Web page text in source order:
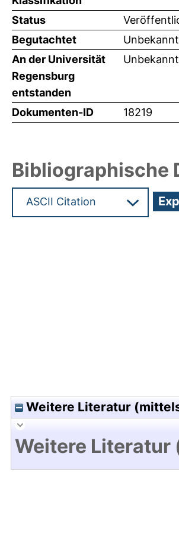
Status
Begutachtet
An der Universität
Regensburg
entstanden
Dokumenten-ID 18219
Bibliographische
Weitere Literatur
Weitere Literatur